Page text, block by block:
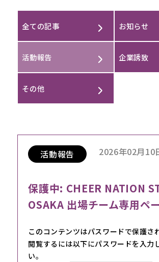
全ての記事 お知らせ
活動報告 企業誘致
その他
活動報告 2026年02月10
保護中: CHEER NATION
OSAKA 出場チーム専用ペ
このコンテンツはパスワードで保護さ
閲覧するには以下にパスワードを入力
い。